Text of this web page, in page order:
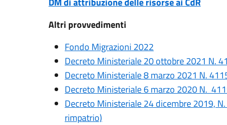
Altri provvedimenti
Fondo Migrazioni 2022
Decreto Ministeriale 20 ottobre 2021 N.
Decreto Ministeriale 8 marzo 2021 N.
Decreto Ministeriale 6 marzo 2020 N.
Decreto Ministeriale 24 dicembre 2019,
rimpatrio)